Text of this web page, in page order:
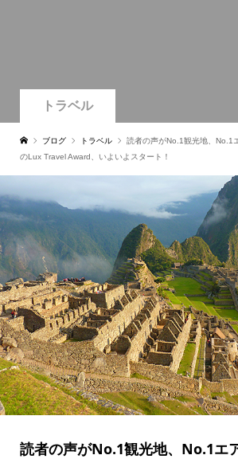
トラベル
ブログ トラベル
読者の声がNo.1観光地、No.1
のLux Travel Award、いよいよスタート！
読者の声がNo.1観光地、No.1エ